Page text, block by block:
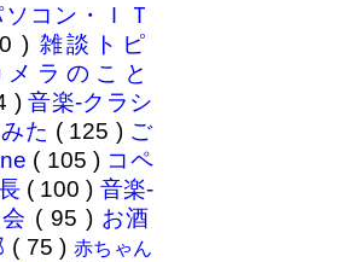
場所は 本栖湖キ
ソコン・ＩＴ
) 雑談トピ
ラのこと
)音楽-クラシ
た ( 125 ) ご
( 105 ) コペ
( 100 ) 音楽-
( 95 ) お酒
( 75 ) 赤ちゃん